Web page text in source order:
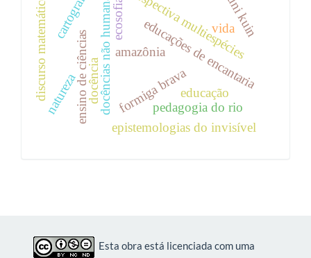
formiga brava
amazôniaeducações de encantaria
docências não humanas
epistemologias do invisível
educação
perspectiva multiespécies
docência
vida
ensino de ciências pedagogia do rio
ecosofia
cartografia huni kuin
natureza
discurso matemático
Esta obra está licenciada com uma